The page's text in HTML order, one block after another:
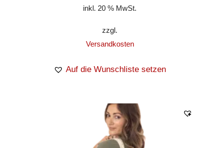
inkl. 20 % MwSt.
zzgl.
Versandkosten
Auf die Wunschliste setzen